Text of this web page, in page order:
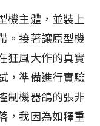
機主體，並裝上
。接著讓原型機
狂風大作的真實
，準備進行實驗
制機器鴿的張非
，我因為如釋重